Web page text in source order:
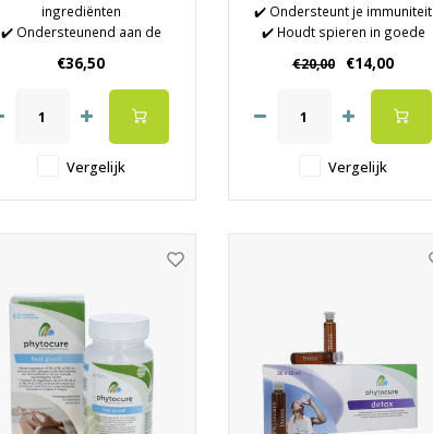
ingrediënten
✔️ Ondersteunend aan de
✔️ Preventief voor een goed
functioneren
✔️ De beste kwaliteit en
€36,50
Vergelijk
✔️ Ondersteunt je immuniteit
✔️ Houdt spieren in goede
spierherstel
✔️ Versterkt je botten en je
gebit
(winterblues, vermoeidheid,
prikkelbaarheid)
€20,00 €14,00
Vergelijk